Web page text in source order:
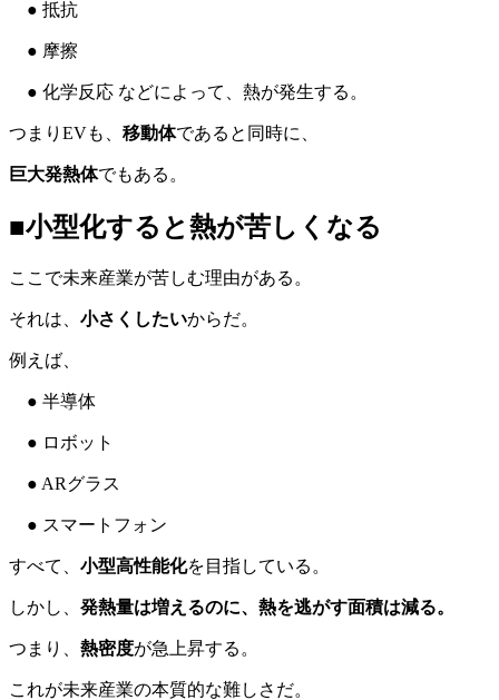
● 抵抗
● 摩擦
● 化学反応 などによって、熱が発生する。
つまりEVも、 移動体であると同時に、
巨大発熱体でもある。
■小型化すると熱が苦しくなる
ここで未来産業が苦しむ理由がある。
それは、 小さくしたいからだ。
例えば、
● 半導体
● ロボット
● ARグラス
● スマートフォン
すべて、 小型高性能化を目指している。
しかし、 発熱量は増えるのに、熱を逃がす面積は減る。
つまり、 熱密度が急上昇する。
これが未来産業の本質的な難しさだ。